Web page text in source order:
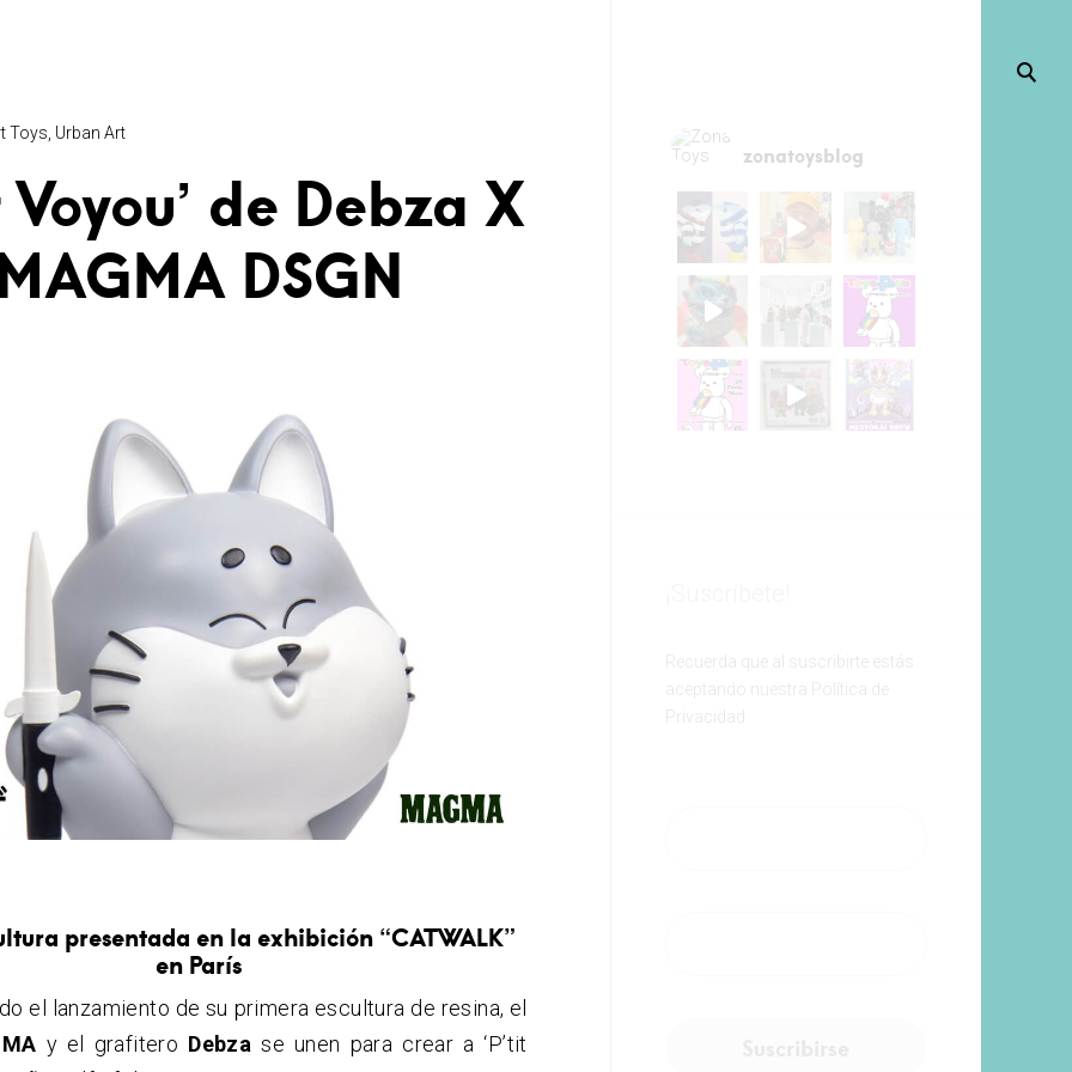
Toys Urban Art
Voyou’ de Debza X
DSGN
presentada en la exhibición “CATWALK”
en París
el lanzamiento de su primera escultura de resina, el
y el grafitero Debza se unen para crear a ‘P’tit
zonatoysblog
Recuerda que al suscribirte estás
aceptando nuestra Política de
Privacidad